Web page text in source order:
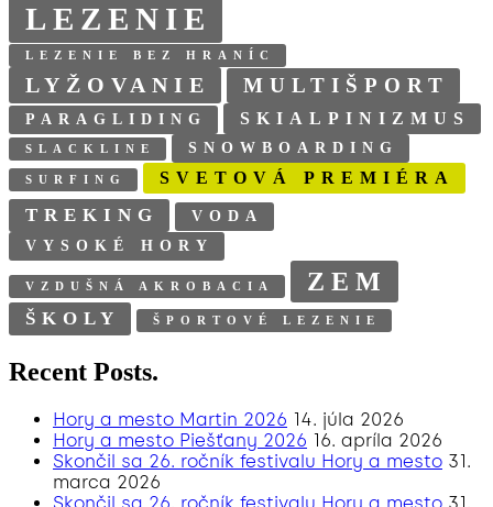
LEZENIE
LEZENIE BEZ HRANÍC
LYŽOVANIE MULTIŠPORT
PARAGLIDING SKIALPINIZMUS
SLACKLINE SNOWBOARDING
SURFING SVETOVÁ PREMIÉRA
TREKING
VODA
VYSOKÉ HORY
VZDUŠNÁ AKROBACIA ZEM
ŠKOLY ŠPORTOVÉ LEZENIE
Recent Posts.
Hory a mesto Martin 2026 14. júla 2026
Hory a mesto Piešťany 2026 16. apríla 2026
Skončil sa 26. ročník festivalu Hory a mesto 31.
marca 2026